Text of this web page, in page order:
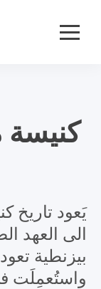
كنيسة
يَعود تاريخ
الى العهد
بيزنطية
واستُعمِلَت